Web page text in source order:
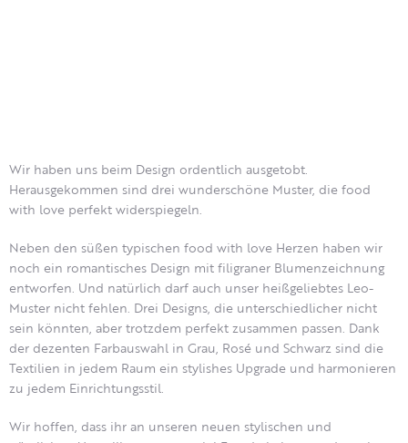
Wir haben uns beim Design ordentlich ausgetobt.
Herausgekommen sind drei wunderschöne Muster, die food
with love perfekt widerspiegeln.
Neben den süßen typischen food with love Herzen haben wir
noch ein romantisches Design mit filigraner Blumenzeichnung
entworfen. Und natürlich darf auch unser heißgeliebtes Leo-
Muster nicht fehlen. Drei Designs, die unterschiedlicher nicht
sein könnten, aber trotzdem perfekt zusammen passen. Dank
der dezenten Farbauswahl in Grau, Rosé und Schwarz sind die
Textilien in jedem Raum ein stylishes Upgrade und harmonieren
zu jedem Einrichtungsstil.
Wir hoffen, dass ihr an unseren neuen stylischen und